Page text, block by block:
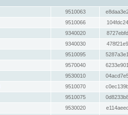
9510063
9510066
9340020
9340030
9510095
9570040
9530010
9510070
9510075
9530020